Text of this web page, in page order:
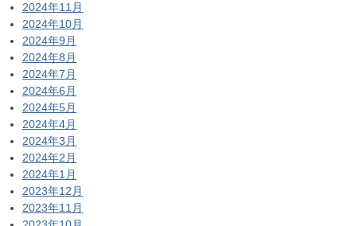
2024年11月
2024年10月
2024年9月
2024年8月
2024年7月
2024年6月
2024年5月
2024年4月
2024年3月
2024年2月
2024年1月
2023年12月
2023年11月